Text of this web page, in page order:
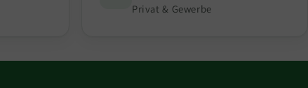
Privat & Gewerbe